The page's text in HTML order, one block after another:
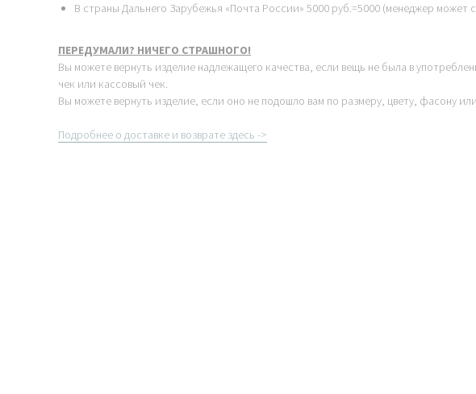
В страны Дальнего Зарубежья «Почта России» 5000 руб.=5000 (менеджер может
ПЕРЕДУМАЛИ? НИЧЕГО СТРАШНОГО!
Вы можете вернуть изделие надлежащего качества, если вещь не была в
чек или кассовый чек.
Вы можете вернуть изделие, если оно не подошло вам по размеру, цвету, фасону
Подробнее о доставке и возврате здесь ->